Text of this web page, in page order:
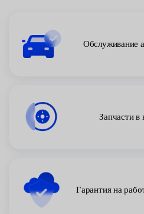
Обслуживание
Запчасти в
Гарантия на